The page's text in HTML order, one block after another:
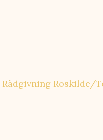
Roskilde/